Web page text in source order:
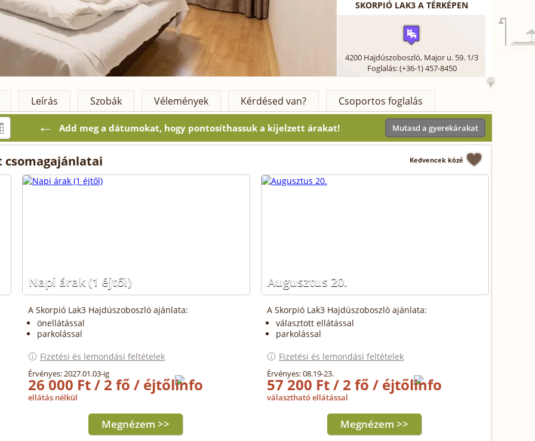
SKORPIÓ LAK3 A TÉRKÉPEN
4200 Hajdúszoboszló, Major u. 59. 1/3
Foglalás: (+36-1) 457-8450
Leírás Szobák Vélemények Kérdésed van? Csoportos foglalás
← Add meg a dátumokat, hogy pontosíthassuk a kijelzett árakat! Mutasd a gyerekárakat
csomagajánlatai Kedvencek közé
Napi árak(1 éjtől) Augusztus 20.
A Skorpió Lak3 Hajdúszoboszló ajánlata:
önellátással
parkolással
Fizetési és lemondási feltételek
Érvényes: 2027.01.03-ig
26 000 Ft / 2 fő / éjtől
ellátás nélkül
Megnézem >>
A Skorpió Lak3 Hajdúszoboszló ajánlata:
választott ellátással
parkolással
Fizetési és lemondási feltételek
Érvényes: 08.19-23.
57 200 Ft / 2 fő / éjtől
választható ellátással
Megnézem >>